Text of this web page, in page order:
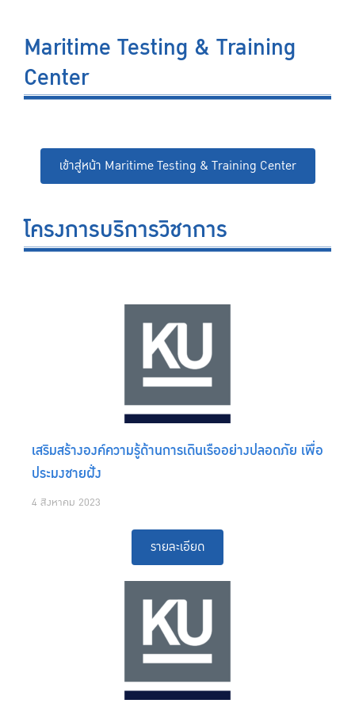
Maritime Testing & Training
Center
เข้าสู่หน้า Maritime Testing & Training Center
โครงการบริการวิชาการ
เสริมสร้างองค์ความรู้ด้านการเดินเรืออย่างปลอดภัย เพื่อ
ประมงชายฝั่ง
4 สิงหาคม 2023
รายละเอียด